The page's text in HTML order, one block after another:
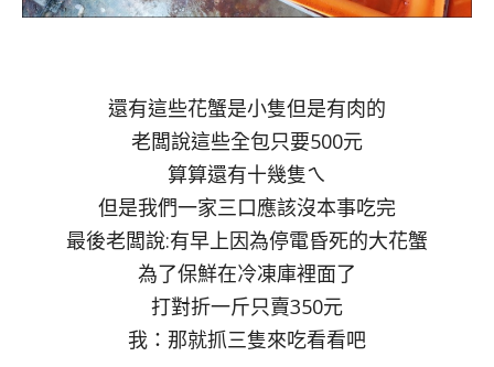
還有這些花蟹是小隻但是有肉的
老闆說這些全包只要500元
算算還有十幾隻ㄟ
但是我們一家三口應該沒本事吃完
最後老闆說:有早上因為停電昏死的大花蟹
為了保鮮在冷凍庫裡面了
打對折一斤只賣350元
我：那就抓三隻來吃看看吧